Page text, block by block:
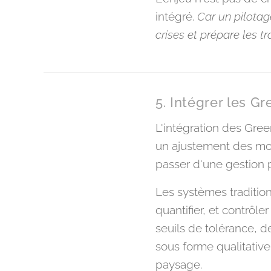
intégré. Car un
crises et prépare les
5. Intégrer les
L'intégration des
un ajustement des
passer d'une gestion
Les systèmes
quantifier, et
seuils de tolérance,
sous forme
paysage.